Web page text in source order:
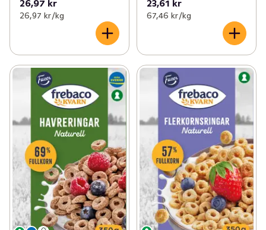
26,97 kr
26,97 kr /kg
23,61 kr
67,46 kr /kg